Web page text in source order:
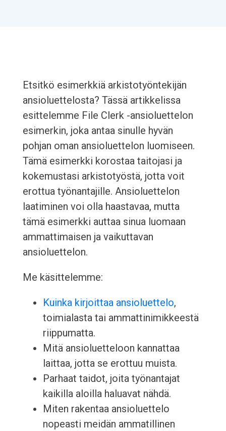
Etsitkö esimerkkiä arkistotyöntekijän
ansioluettelosta? Tässä artikkelissa
esittelemme File Clerk -ansioluettelon
esimerkin, joka antaa sinulle hyvän
pohjan oman ansioluettelon luomiseen.
Tämä esimerkki korostaa taitojasi ja
kokemustasi arkistotyöstä, jotta voit
erottua työnantajille. Ansioluettelon
laatiminen voi olla haastavaa, mutta
tämä esimerkki auttaa sinua luomaan
ammattimaisen ja vaikuttavan
ansioluettelon.
Me käsittelemme:
Kuinka kirjoittaa ansioluettelo,
toimialasta tai ammattinimikkeestä
riippumatta.
Mitä ansioluetteloon kannattaa
laittaa, jotta se erottuu muista.
Parhaat taidot, joita työnantajat
kaikilla aloilla haluavat nähdä.
Miten rakentaa ansioluettelo
nopeasti meidän ammatillinen